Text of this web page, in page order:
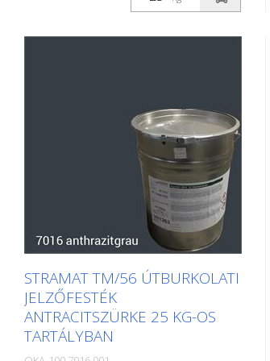
betonfelületeken, szegély- és
középvonalak, parkolók, útburkolati
STRAMAT TM/56 ÚTBURKOLATI
JELZŐFESTÉK
ANTRACITSZÜRKE 25 KG-OS
TARTÁLYBAN